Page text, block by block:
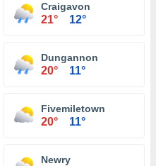
Craigavon
21° 12°
Dungannon
20° 11°
Fivemiletown
20° 11°
Newry